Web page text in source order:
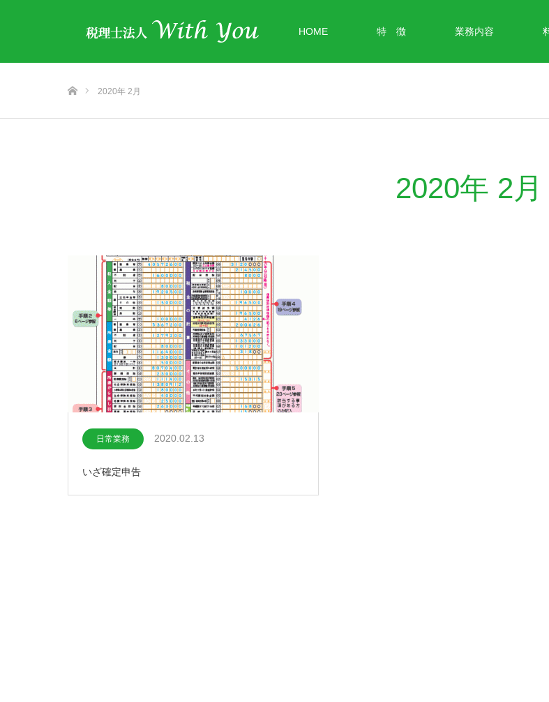
HOME 特 徴 業務内容
2020年 2月
2020年 2月
日常業務 2020.02.13
いざ確定申告